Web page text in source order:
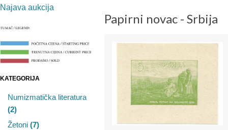
Najava aukcija
KATEGORIJA
Numizmatička literatura
(2)
Žetoni (7)
Papirni novac - Srbija